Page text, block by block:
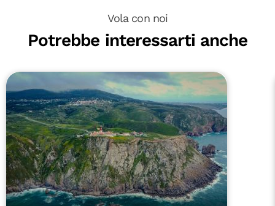
Vola con noi
Potrebbe interessarti anche